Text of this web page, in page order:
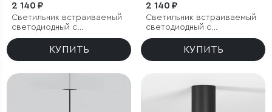
2 140 ₽
Светильник встраиваемый
светодиодный с
антибликовой решеткой
Tetro 10W 3000K черный
КУПИТЬ
2 140 ₽
Светильник встраиваемый
светодиодный с
антибликовой решеткой
Tetro 10W 4000K черный
КУПИТЬ